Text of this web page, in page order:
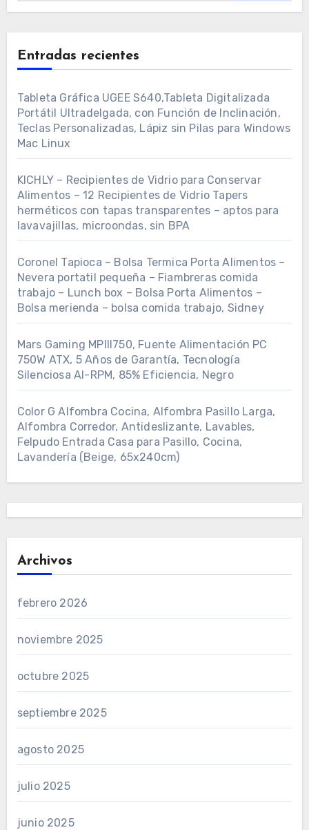
Entradas recientes
Tableta Gráfica UGEE S640,Tableta Digitalizada
Portátil Ultradelgada, con Función de Inclinación,
Teclas Personalizadas, Lápiz sin Pilas para Windows
Mac Linux
KICHLY – Recipientes de Vidrio para Conservar
Alimentos – 12 Recipientes de Vidrio Tapers
herméticos con tapas transparentes – aptos para
lavavajillas, microondas, sin BPA
Coronel Tapioca – Bolsa Termica Porta Alimentos –
Nevera portatil pequeña – Fiambreras comida
trabajo – Lunch box – Bolsa Porta Alimentos –
Bolsa merienda – bolsa comida trabajo, Sidney
Mars Gaming MPIII750, Fuente Alimentación PC
750W ATX, 5 Años de Garantía, Tecnología
Silenciosa AI-RPM, 85% Eficiencia, Negro
Color G Alfombra Cocina, Alfombra Pasillo Larga,
Alfombra Corredor, Antideslizante, Lavables,
Felpudo Entrada Casa para Pasillo, Cocina,
Lavandería (Beige, 65x240cm)
Archivos
febrero 2026
noviembre 2025
octubre 2025
septiembre 2025
agosto 2025
julio 2025
junio 2025